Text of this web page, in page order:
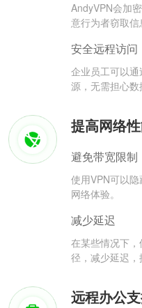
AndyVPN会加
意行为者窃取信
安全远程访问
企业员工可以
源，无需担心数
提高网络
避免带宽限制
使用VPN可以
网络体验。
减少延迟
在某些情况下
径，减少延迟，
远程办公